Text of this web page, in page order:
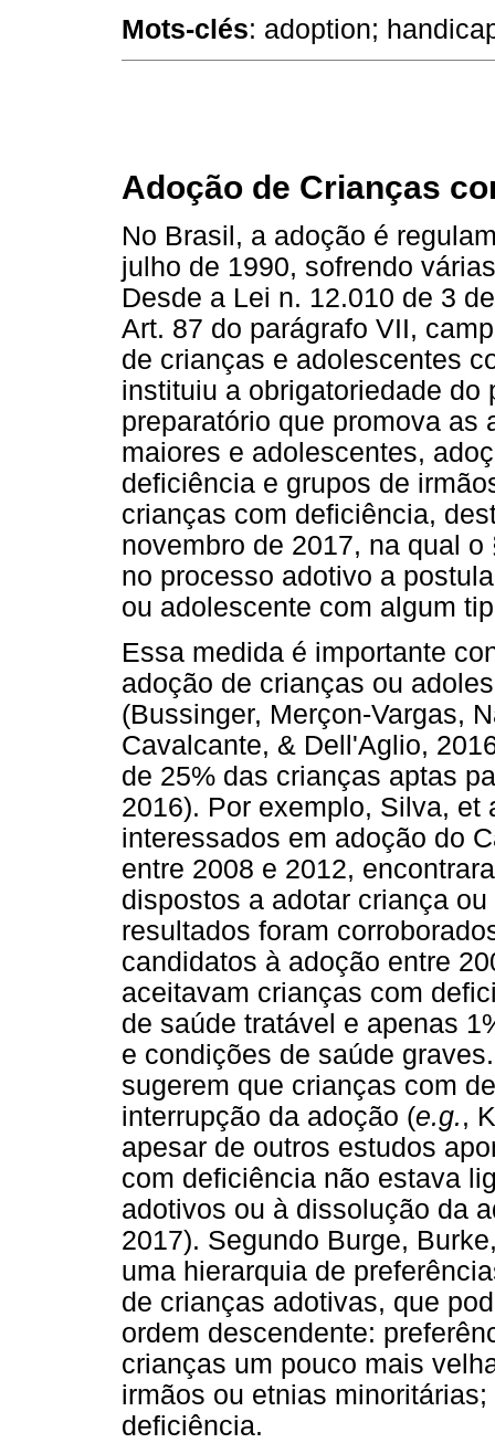
Mots-clés: adoption;
Adoção de Crianças
No Brasil, a adoção é
julho de 1990, sofrendo
Desde a Lei n. 12.010 de 3
Art. 87 do parágrafo VII,
de crianças e adolescentes
instituiu a obrigatoriedade do
preparatório que promova as
maiores e adolescentes,
deficiência e grupos de
crianças com deficiência,
novembro de 2017, na qual
no processo adotivo a
ou adolescente com algum
Essa medida é importante
adoção de crianças ou
(Bussinger, Merçon-Vargas,
Cavalcante, & Dell'Aglio,
de 25% das crianças aptas
2016). Por exemplo, Silva,
interessados em adoção do
entre 2008 e 2012,
dispostos a adotar criança
resultados foram
candidatos à adoção entre
aceitavam crianças com
de saúde tratável e apenas
e condições de saúde
sugerem que crianças com
interrupção da adoção (e.g.,
apesar de outros estudos
com deficiência não estava
adotivos ou à dissolução da
2017). Segundo Burge,
uma hierarquia de
de crianças adotivas, que
ordem descendente:
crianças um pouco mais
irmãos ou etnias
deficiência.